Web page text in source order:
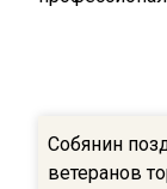
Собянин
ветеранов